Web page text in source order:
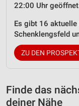
22:00 Uhr
Es gibt 16
Schenklengsfeld
ZU DEN
Finde das
deiner Nähe